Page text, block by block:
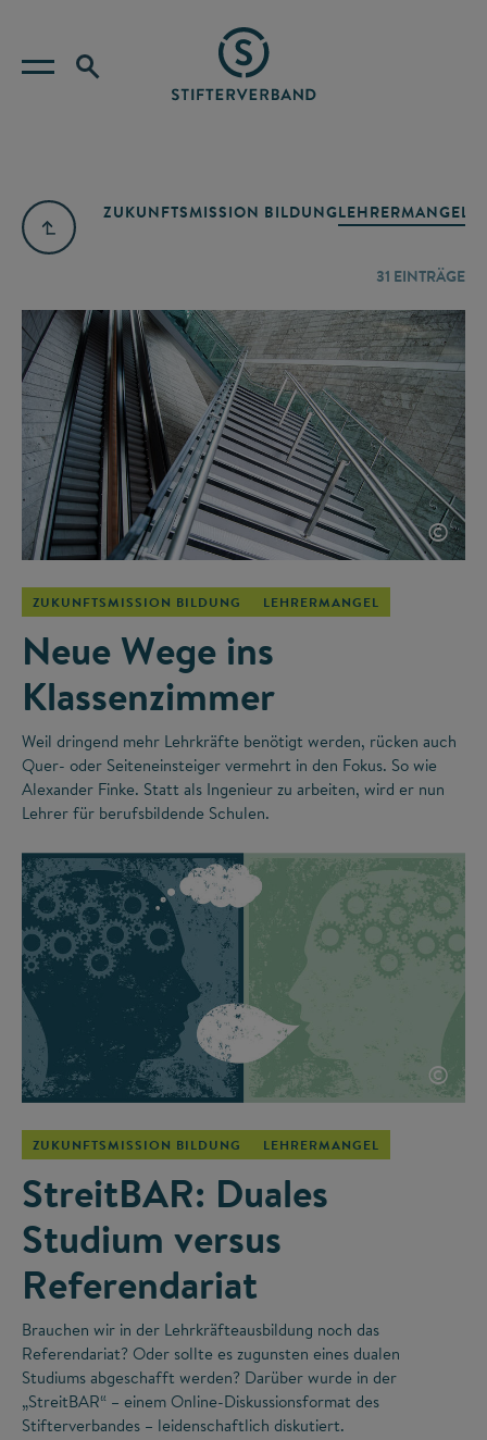
ZUKUNFTSMISSION BILDUNGLEHRERMANGEL
31 EINTRÄGE
©
ZUKUNFTSMISSION BILDUNG LEHRERMANGEL
Neue Wege ins
Klassenzimmer
Weil dringend mehr Lehrkräfte benötigt werden, rücken auch
Quer- oder Seiteneinsteiger vermehrt in den Fokus. So wie
Alexander Finke. Statt als Ingenieur zu arbeiten, wird er nun
Lehrer für berufsbildende Schulen.
©
ZUKUNFTSMISSION BILDUNG LEHRERMANGEL
StreitBAR: Duales
Studium versus
Referendariat
Brauchen wir in der Lehrkräfteausbildung noch das
Referendariat? Oder sollte es zugunsten eines dualen
Studiums abgeschafft werden? Darüber wurde in der
„StreitBAR“ – einem Online-Diskussionsformat des
Stifterverbandes – leidenschaftlich diskutiert.